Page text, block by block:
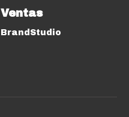
Ventas
BrandStudio